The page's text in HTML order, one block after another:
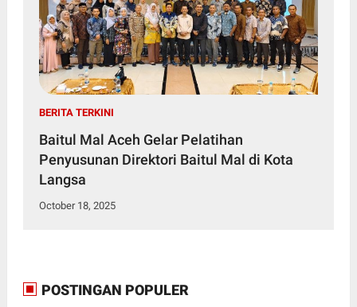
BERITA TERKINI
Baitul Mal Aceh Gelar Pelatihan
Penyusunan Direktori Baitul Mal di Kota
Langsa
October 18, 2025
POSTINGAN POPULER